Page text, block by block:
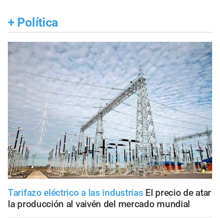
+ Política
Tarifazo eléctrico a las industrias El precio de atar
la producción al vaivén del mercado mundial